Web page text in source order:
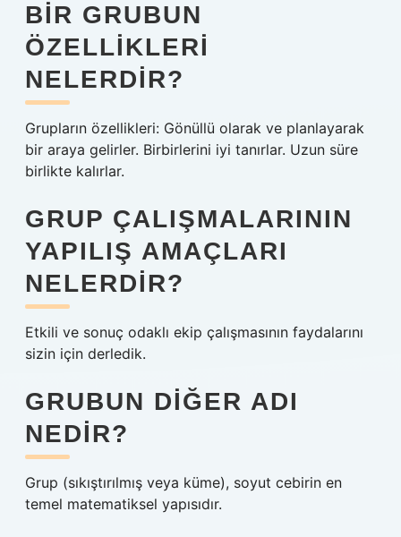
BIR GRUBUN
ÖZELLIKLERI
NELERDIR?
Grupların özellikleri: Gönüllü olarak ve planlayarak
bir araya gelirler. Birbirlerini iyi tanırlar. Uzun süre
birlikte kalırlar.
GRUP ÇALIŞMALARININ
YAPILIŞ AMAÇLARI
NELERDIR?
Etkili ve sonuç odaklı ekip çalışmasının faydalarını
sizin için derledik.
GRUBUN DIĞER ADI
NEDIR?
Grup (sıkıştırılmış veya küme), soyut cebirin en
temel matematiksel yapısıdır.